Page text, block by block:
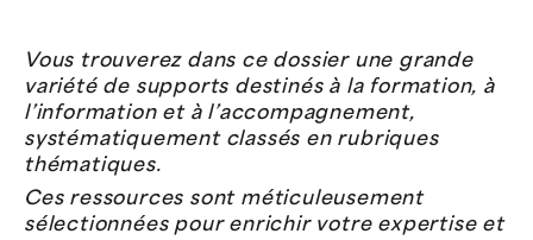
Vous trouverez dans ce dossier une grande
variété de supports destinés à la formation, à
l’information et à l’accompagnement,
systématiquement classés en rubriques
thématiques.
Ces ressources sont méticuleusement
sélectionnées pour enrichir votre expertise et